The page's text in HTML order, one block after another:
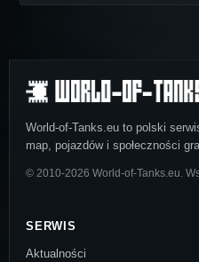
World-of-Tanks.eu to polski
map, pojazdów i społeczności
© 2010-2026 World-of-Tanks.eu.
SERWIS
Aktualności